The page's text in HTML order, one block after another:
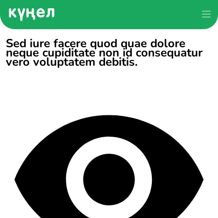
Sed iure facere quod quae dolore
neque cupiditate non id consequatur
vero voluptatem debitis.